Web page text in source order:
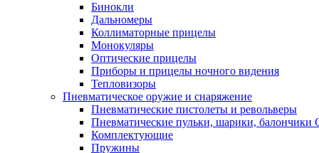
Бинокли
Дальномеры
Коллиматорные прицелы
Монокуляры
Оптические прицелы
Приборы и прицелы ночного видения
Тепловизоры
Пневматическое оружие и снаряжение
Пневматические пистолеты и револьверы
Пневматические пульки, шарики, балончики
Комплектующие
Пружины